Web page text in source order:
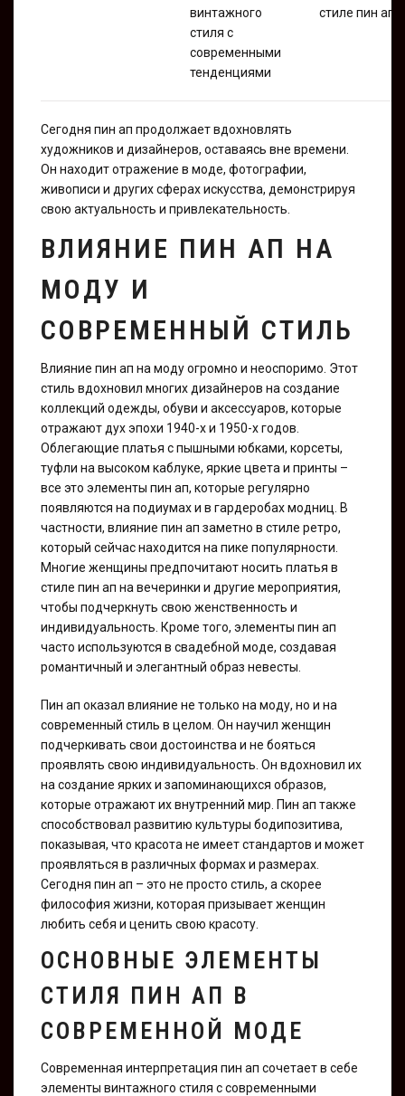
винтажного
стиля с
современными
тенденциями
стиле пин ап
Сегодня пин ап продолжает вдохновлять
художников и дизайнеров, оставаясь вне времени.
Он находит отражение в моде, фотографии,
живописи и других сферах искусства, демонстрируя
свою актуальность и привлекательность.
ВЛИЯНИЕ ПИН АП НА
МОДУ И
СОВРЕМЕННЫЙ СТИЛЬ
Влияние пин ап на моду огромно и неоспоримо. Этот
стиль вдохновил многих дизайнеров на создание
коллекций одежды, обуви и аксессуаров, которые
отражают дух эпохи 1940-х и 1950-х годов.
Облегающие платья с пышными юбками, корсеты,
туфли на высоком каблуке, яркие цвета и принты –
все это элементы пин ап, которые регулярно
появляются на подиумах и в гардеробах модниц. В
частности, влияние пин ап заметно в стиле ретро,
который сейчас находится на пике популярности.
Многие женщины предпочитают носить платья в
стиле пин ап на вечеринки и другие мероприятия,
чтобы подчеркнуть свою женственность и
индивидуальность. Кроме того, элементы пин ап
часто используются в свадебной моде, создавая
романтичный и элегантный образ невесты.
Пин ап оказал влияние не только на моду, но и на
современный стиль в целом. Он научил женщин
подчеркивать свои достоинства и не бояться
проявлять свою индивидуальность. Он вдохновил их
на создание ярких и запоминающихся образов,
которые отражают их внутренний мир. Пин ап также
способствовал развитию культуры бодипозитива,
показывая, что красота не имеет стандартов и может
проявляться в различных формах и размерах.
Сегодня пин ап – это не просто стиль, а скорее
философия жизни, которая призывает женщин
любить себя и ценить свою красоту.
ОСНОВНЫЕ ЭЛЕМЕНТЫ
СТИЛЯ ПИН АП В
СОВРЕМЕННОЙ МОДЕ
Современная интерпретация пин ап сочетает в себе
элементы винтажного стиля с современными